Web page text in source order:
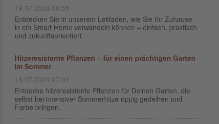
19.07.2024 06:55
Entdecken Sie in unserem Leitfaden, wie Sie Ihr Zuhause
in ein Smart Home verwandeln können – einfach, praktisch
und zukunftsorientiert.
Hitzeresistente Pflanzen – für einen prächtigen Garten
im Sommer
13.07.2024 07:01
Entdecke hitzeresistente Pflanzen für Deinen Garten, die
selbst bei intensiver Sommerhitze üppig gedeihen und
Farbe bringen.